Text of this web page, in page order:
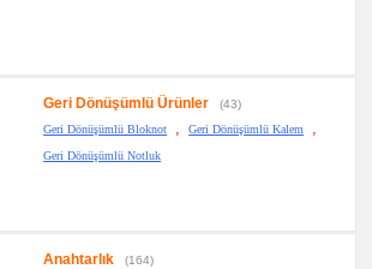
Geri Dönüşümlü Ürünler
(43)
Geri Dönüşümlü Bloknot
Geri Dönüşümlü Kalem
Geri Dönüşümlü Notluk
Anahtarlık
(164)